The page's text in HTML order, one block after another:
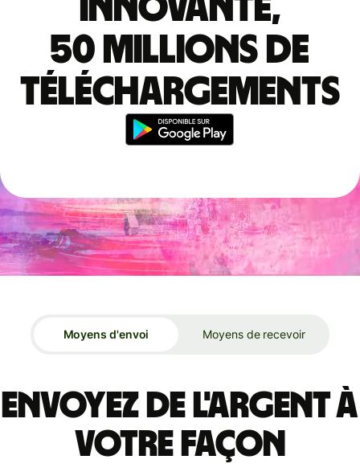
innovante,
50 millions de
téléchargements
Moyens d'envoi Moyens de recevoir
Envoyez de l'argent à
votre façon